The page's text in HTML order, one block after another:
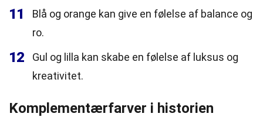
11
Blå og orange kan give en følelse af balance og
ro.
12
Gul og lilla kan skabe en følelse af luksus og
kreativitet.
Komplementærfarver i historien